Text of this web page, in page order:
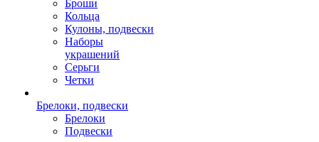
Броши
Кольца
Кулоны, подвески
Наборы
украшений
Серьги
Четки
Брелоки, подвески
Брелоки
Подвески